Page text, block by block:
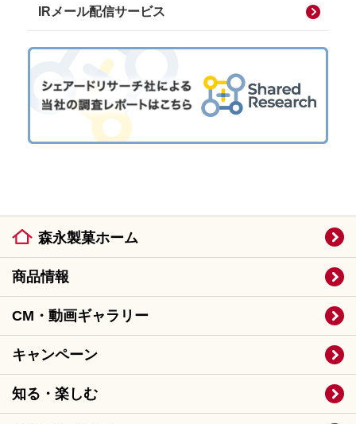
IRメール配信サービス
森永製菓ホーム
商品情報
CM・動画ギャラリー
キャンペーン
知る・楽しむ